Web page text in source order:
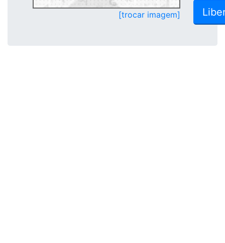
[trocar imagem]